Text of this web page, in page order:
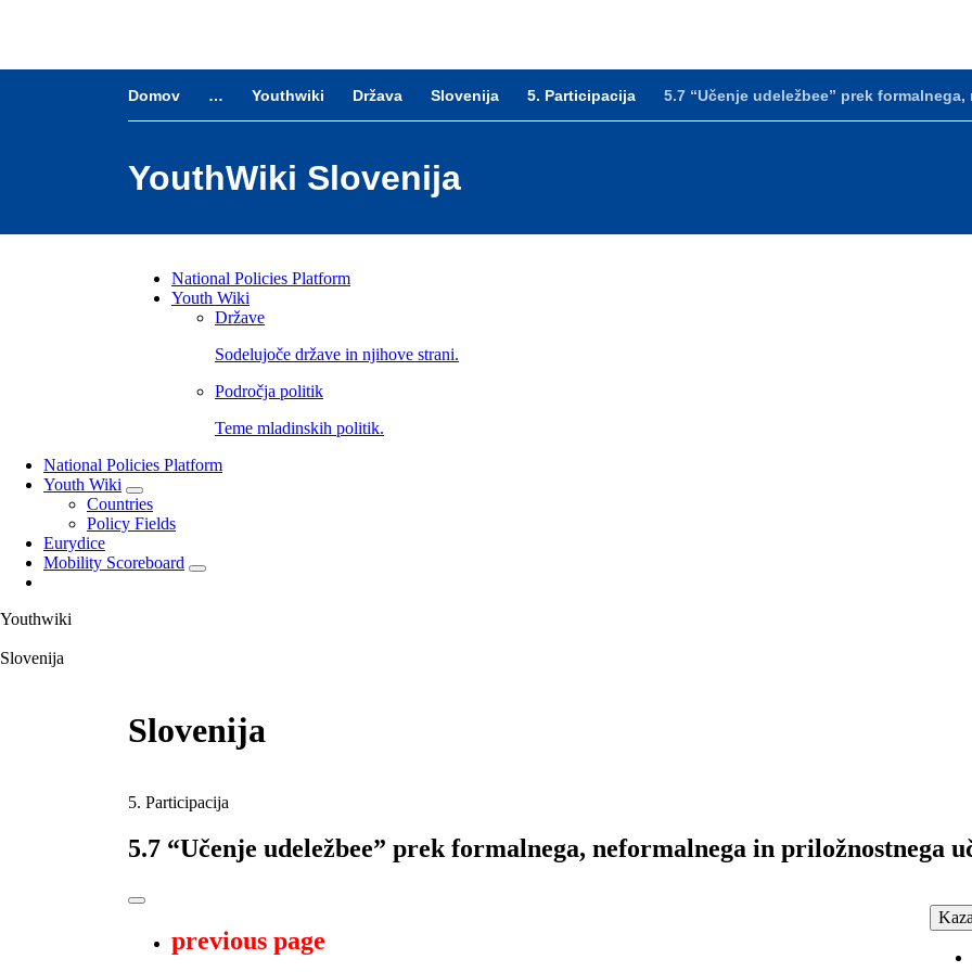
Domov … Youthwiki Država Slovenija 5. Participacija 5.7 “Učenje udeležbee” prek
YouthWiki Slovenija
NPP
Menu
National Policies Platform
Youth Wiki
Države
Sodelujoče države in njihove strani.
Področja politik
Teme mladinskih politik.
National Policies Platform
Youth Wiki
Countries
Policy Fields
Eurydice
Mobility Scoreboard
Youthwiki
Slovenija
Slovenija
5. Participacija
5.7 “Učenje udeležbee” prek formalnega, neformalnega in priložnostnega
previous page